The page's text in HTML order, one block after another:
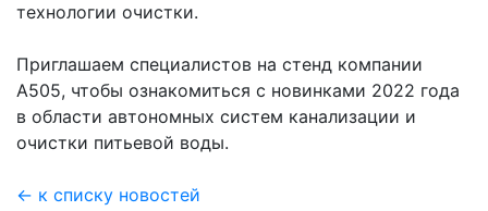
технологии очистки.
Приглашаем специалистов на стенд компании
А505, чтобы ознакомиться с новинками 2022 года
в области автономных систем канализации и
очистки питьевой воды.
← к списку новостей